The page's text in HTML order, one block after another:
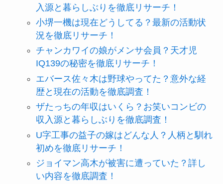
入源と暮らしぶりを徹底リサーチ！
小堺一機は現在どうしてる？最新の活動状
況を徹底リサーチ！
チャンカワイの娘がメンサ会員？天才児
IQ139の秘密を徹底リサーチ！
エバース佐々木は野球やってた？意外な経
歴と現在の活動を徹底調査！
ザたっちの年収はいくら？お笑いコンビの
収入源と暮らしぶりを徹底調査！
U字工事の益子の嫁はどんな人？人柄と馴れ
初めを徹底リサーチ！
ジョイマン高木が被害に遭っていた？詳し
い内容を徹底調査！